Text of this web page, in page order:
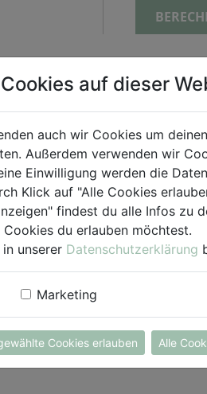
Kokosnuss vorsichtig öffnen und
Topf geben. Dann zusätzlich
oder Mandelmilch
der Kokosnuss
Die Datteln entsteinen,
mit der geschälten Banane und
fein pürieren. Nun Backkakao,
und nochmals pürieren.
Mus nun in den Topf mit dem
geben, auf dem Herd
lassen. Etwas Wasser
eine gut trinkbare Konsistenz
auf dieser
auch wir Cookies um
Außerdem verwenden wir
Einwilligung werden die
Klick auf "Alle Cookies
findest du alle Infos zu
du erlauben möchtest.
unserer Datenschutzerklärung
Marketing
Cookies erlauben Alle